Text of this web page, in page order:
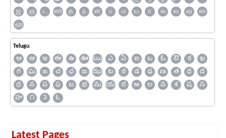
ஜ
ஞ ட ண த ந ன ப ம ய ர ல வ ஷ
ஸ
ஹ
Telugu
అ ఆ ఇ ఈ ఉ ఊ ఋ ఎ ఏ ఐ ఒ ఓ ఔ క
ఖ
గ
ఘ ఙ చ ఛ జ ఝ ట ఠ డ ఢ ణ త థ
ద
ధ
న ప ఫ బ భ మ య ర ఱ ల వ శ ష
స
హ
౧ ౩ ౬
Latest Pages